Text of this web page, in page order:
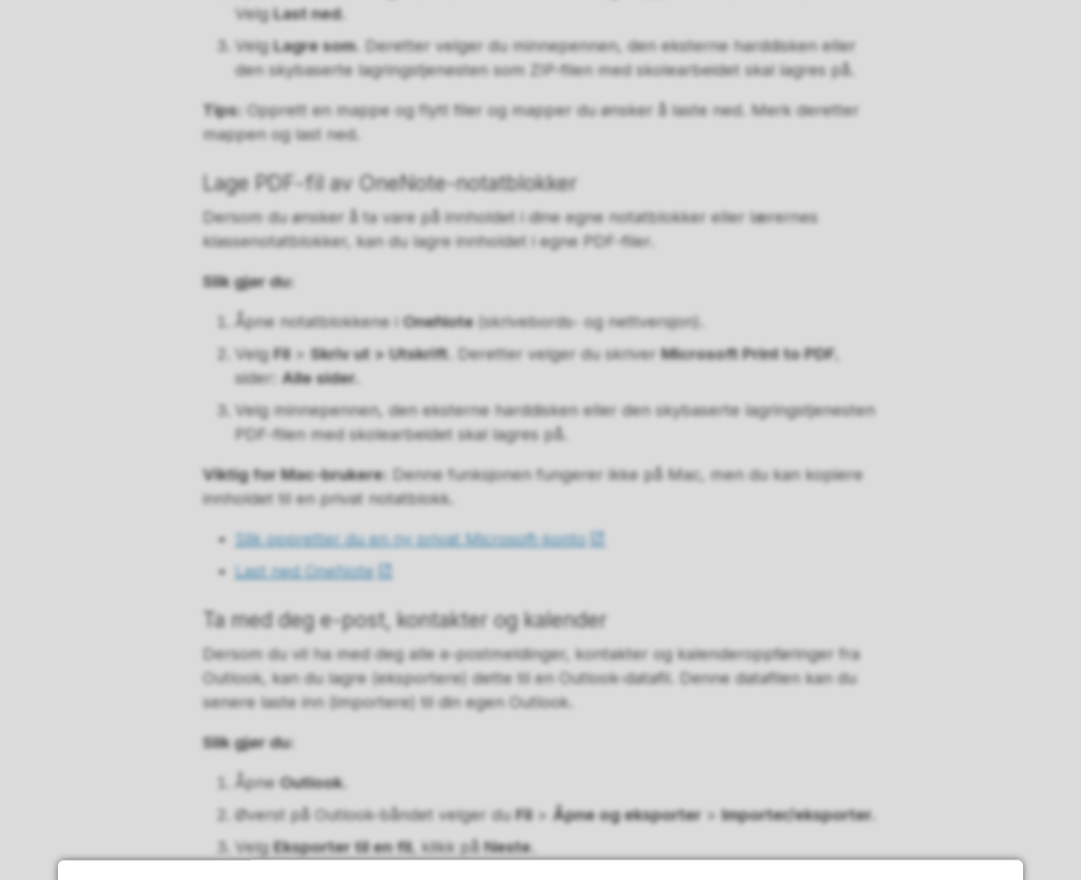
VelgLast ned.
VelgLagre som. Deretter velger du minnepennen, den eksterne harddisken eller
den skybaserte lagringstjenesten som ZIP-filen med skolearbeidet skal lagres på.
Tips:
Opprett en mappe og flytt filer og mapper du ønsker å laste ned. Merk deretter
mappen og last ned.
Lage PDF-fil av OneNote-notatblokker
Dersom du ønsker å ta vare på innholdet i dine egne notatblokker eller lærernes
klassenotatblokker, kan du lagre innholdet i egne PDF-filer.
Slik gjør du:
Åpne notatblokkene iOneNote (skrivebords- og nettversjon).
VelgFil> Skriv ut > Utskrift. Deretter velger du skriverMicrosoft Print to PDF
sider: Alle sider.
Velg minnepennen, den eksterne harddisken eller den skybaserte lagringstjenesten
PDF-filen med skolearbeidet skal lagres på.
Viktig for Mac-brukere:
Denne funksjonen fungerer ikke på Mac, men du kan kopiere
innholdet til en privat notatblokk.
Slik oppretter du en ny privat Microsoft-konto
Last ned OneNote
Ta med deg e-post, kontakter og kalender
Dersom du vil ha med deg alle e-postmeldinger, kontakter og kalenderoppføringer fra
Outlook, kan du lagre (eksportere) dette til en Outlook-datafil. Denne datafilen kan du
senere laste inn (importere) til din egen Outlook.
Slik gjør du:
ÅpneOutlook.
Øverst på Outlook-båndet velger duFil> Åpne og eksporter >Importer/eksporter.
VelgEksporter til en fil, klikk påNeste.